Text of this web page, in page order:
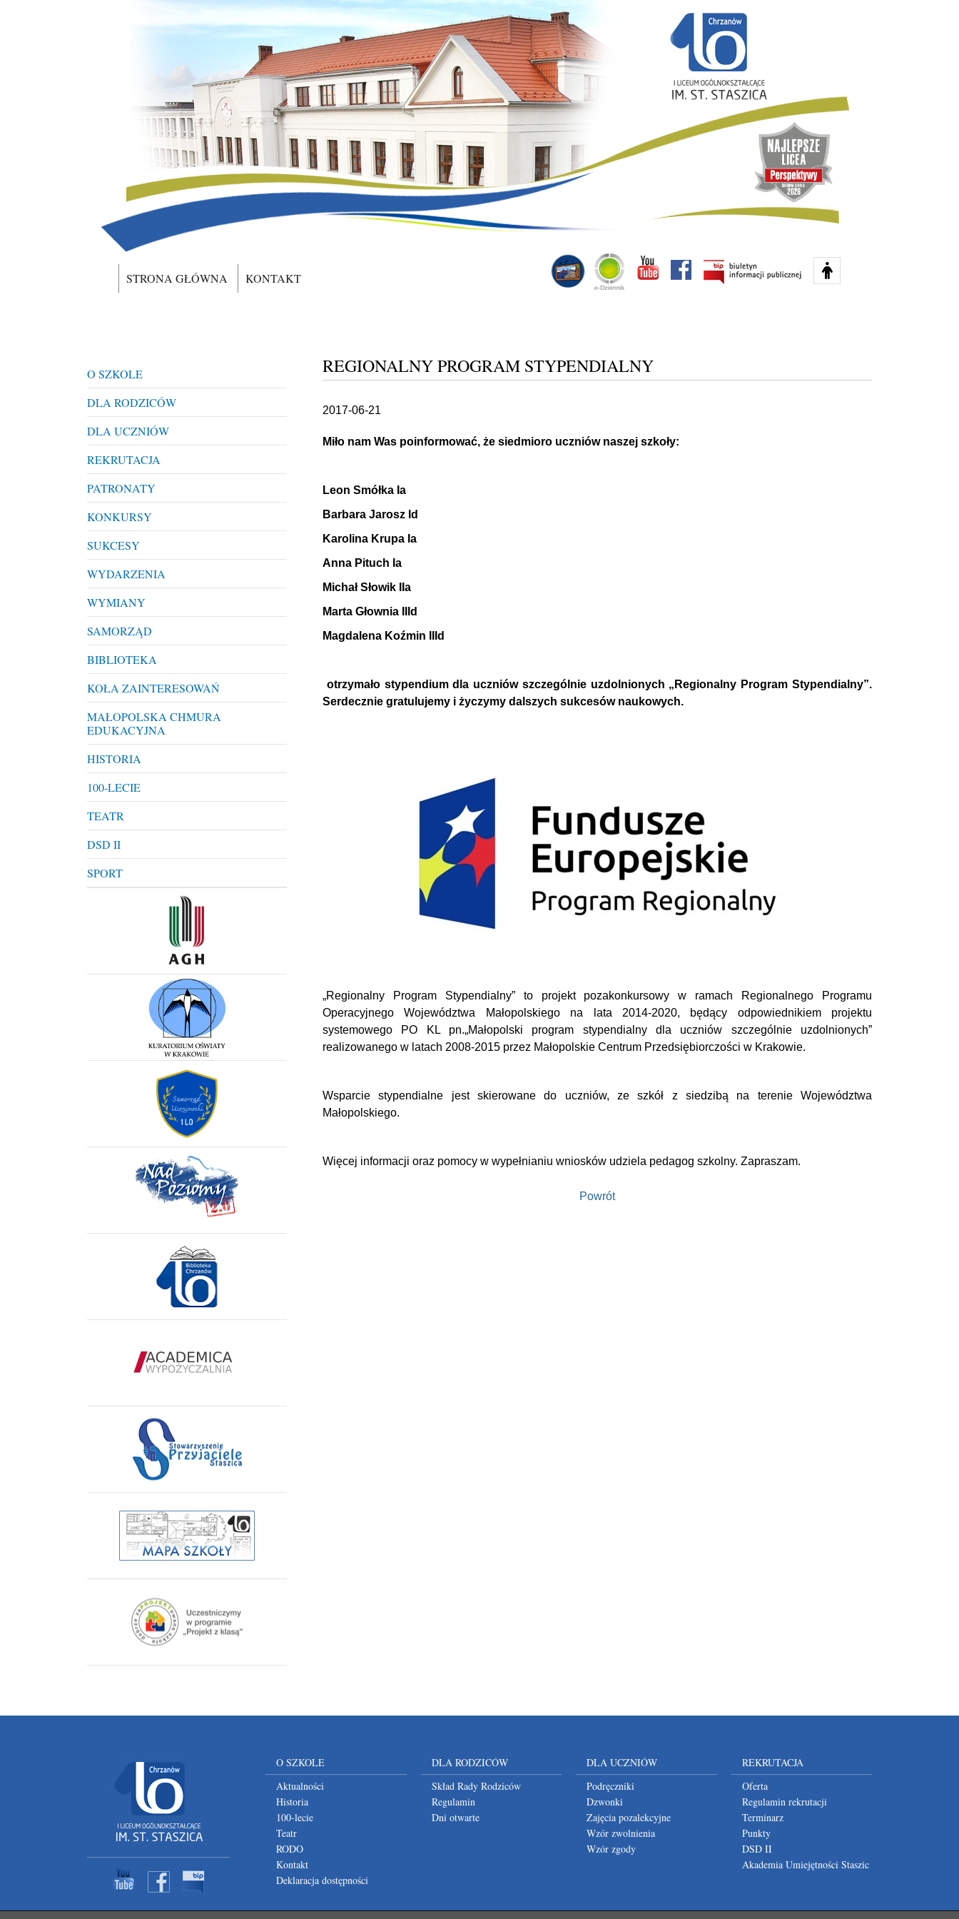
STRONA GŁÓWNA KONTAKT
REGIONALNY PROGRAM STYPENDIALNY
2017-06-21
Miło nam Was poinformować, że siedmioro uczniów naszej szkoły:
Leon Smółka Ia
Barbara Jarosz Id
Karolina Krupa Ia
Anna Pituch Ia
Michał Słowik IIa
Marta Głownia IIId
Magdalena Koźmin IIId
otrzymało stypendium dla uczniów szczególnie uzdolnionych „Regionalny Program Stypendialny”.
Serdecznie gratulujemy i życzymy dalszych sukcesów naukowych.
„Regionalny Program Stypendialny” to projekt pozakonkursowy w ramach Regionalnego Programu
Operacyjnego Województwa Małopolskiego na lata 2014-2020, będący odpowiednikiem projektu
systemowego PO KL pn.„Małopolski program stypendialny dla uczniów szczególnie uzdolnionych”
realizowanego w latach 2008-2015 przez Małopolskie Centrum Przedsiębiorczości w Krakowie.
Wsparcie stypendialne jest skierowane do uczniów, ze szkół z siedzibą na terenie Województwa
Małopolskiego.
Więcej informacji oraz pomocy w wypełnianiu wniosków udziela pedagog szkolny. Zapraszam.
Powrót
O SZKOLE
DLA RODZICÓW
DLA UCZNIÓW
REKRUTACJA
PATRONATY
KONKURSY
SUKCESY
WYDARZENIA
WYMIANY
SAMORZĄD
BIBLIOTEKA
KOŁA ZAINTERESOWAŃ
MAŁOPOLSKA CHMURA
EDUKACYJNA
HISTORIA
100-LECIE
TEATR
DSD II
SPORT
O SZKOLE
Aktualności
Historia
100-lecie
Teatr
RODO
Kontakt
Deklaracja dostępności
DLA RODZICÓW
Skład Rady Rodziców
Regulamin
Dni otwarte
DLA UCZNIÓW
Podręczniki
Dzwonki
Zajęcia pozalekcyjne
Wzór zwolnienia
Wzór zgody
REKRUTACJA
Oferta
Regulamin rekrutacji
Terminarz
Punkty
DSD II
Akademia Umiejętności Staszic